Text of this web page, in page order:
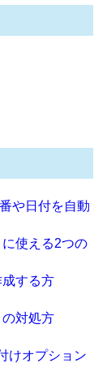
や日付を自動
使える2つの
する方
対処方
けオプション